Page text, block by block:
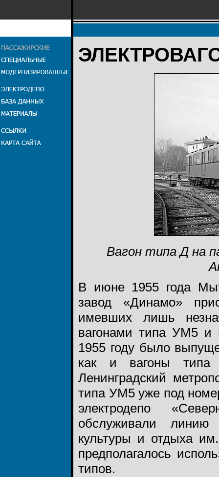
Вагон типа Д на
В июне 1955 года
завод «Динамо»
имевших лишь
вагонами типа УМ5 и
1955 году было
как и вагоны типа
Ленинградский
типа УМ5 уже под
электродепо
обслуживали
культуры и отдыха
предполагалось
типов.